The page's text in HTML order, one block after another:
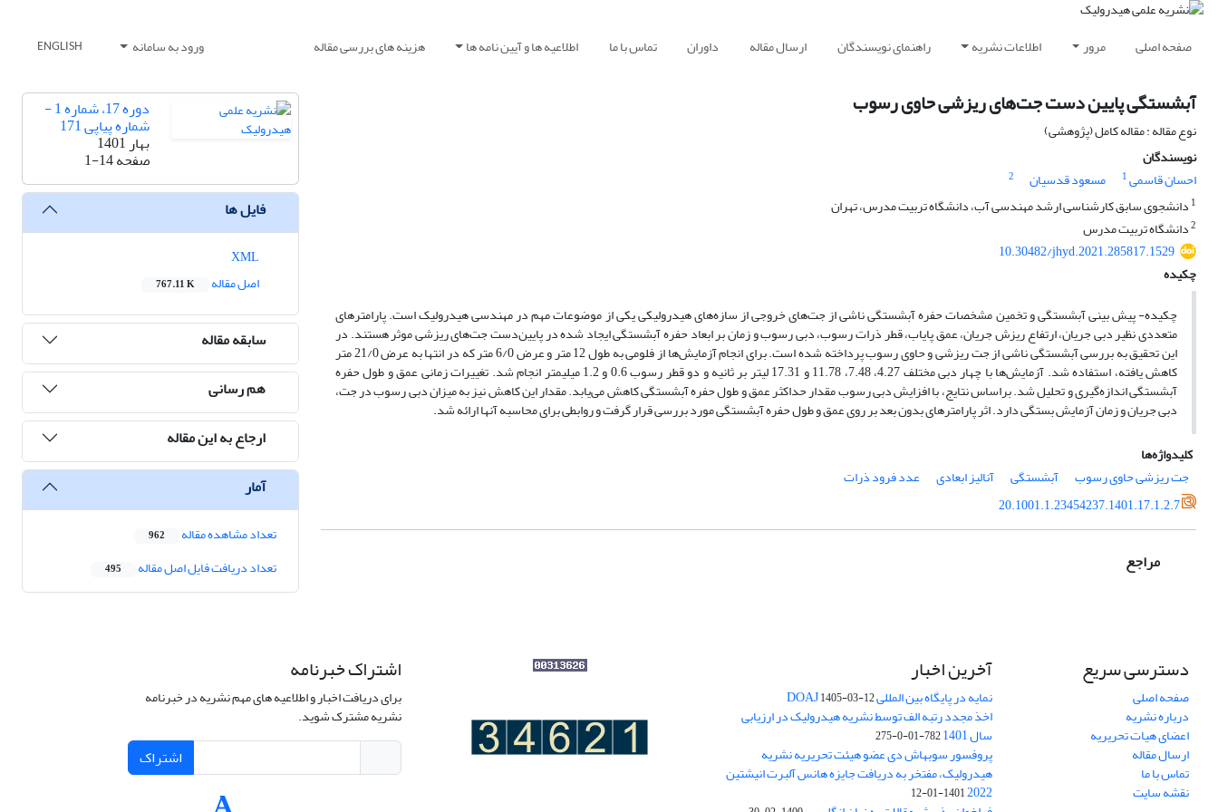
صفحه اصلی مرور اطلاعات نشریه راهنمای نویسندگان ارسال مقاله داوران تماس با ما اطلاعیه ها و آیین نامه ها هزینه های بررسی مقاله ورود به سامانه ENGLISH
آبشستگی پایین دست جت‌های ریزشی حاوی رسوب
نوع مقاله : مقاله کامل (پژوهشی)
نویسندگان
احسان قاسمی1 مسعود قدسیان
2
1 دانشجوی سابق کارشناسی ارشد مهندسی آب، دانشگاه تربیت مدرس، تهران
2دانشگاه تربیت مدرس
10.30482/jhyd.2021.285817.1529
چکیده
چکیده- پیش بینی آبشستگی و تخمین مشخصات حفره آبشستگی ناشی از جت‌های خروجی از سازه‌های هیدرولیکی یکی از موضوعات مهم در مهندسی هیدرولیک است. پارامترهای
متعددی نظیر دبی جریان، ارتفاع ریزش جریان، عمق پایاب، قطر ذرات رسوب، دبی رسوب و زمان بر ابعاد حفره آبشستگی ایجاد شده در پایین‌دست جت‌های ریزشی موثر هستند. در
این تحقیق به بررسی آبشستگی ناشی از جت ریزشی و حاوی رسوب پرداخته شده است. برای انجام آزمایش‌ها از فلومی به طول 12 متر و عرض 6/0 متر که در انتها به عرض 21/0 متر
کاهش یافته، استفاده شد. آزمایش‌ها با چهار دبی مختلف 4.27، 7.48، 11.78 و 17.31 لیتر بر ثانیه و دو قطر رسوب 0.6 و 1.2 میلیمتر انجام شد. تغییرات زمانی عمق و طول حفره
آبشستگی اندازه‌گیری و تحلیل شد. براساس نتایج، با افزایش دبی رسوب مقدار حداکثر عمق و طول حفره آبشستگی کاهش می‌یابد. مقدار این کاهش نیز به میزان دبی رسوب در جت،
دبی جریان و زمان آزمایش بستگی دارد. اثر پارامترهای بدون بعد بر روی عمق و طول حفره آبشستگی مورد بررسی قرار گرفت و روابطی برای محاسبه آنها ارائه شد.
کلیدواژه‌ها
جت ریزشی حاوی رسوب
آبشستگی آنالیز ابعادی
عدد فرود ذرات
20.1001.1.23454237.1401.17.1.2.7
مراجع
دوره 17، شماره 1 -
شماره پیاپی 171
بهار 1401
صفحه1-14
فایل ها
اصل مقاله
767.11 K
سابقه مقاله
هم رسانی
ارجاع به این مقاله
آمار
تعداد مشاهده مقاله 962
تعداد دریافت فایل اصل مقاله 495
دسترسی سریع
صفحه اصلی
درباره نشریه
اعضای هیات تحریریه
ارسال مقاله
تماس با ما
نقشه سایت
آخرین اخبار
نمایه در پایگاه بین المللی DOAJ1405-03-12
اخذ مجدد رتبه الف توسط نشریه هیدرولیک در ارزیابی
سال 1401 782-01-0-275
پروفسور سوبهاش دی عضو هیئت تحریریه نشریه
هیدرولیک، مفتخر به دریافت جایزه هانس آلبرت انیشتین
2022
1401-01-12
اشتراک خبرنامه
برای دریافت اخبار و اطلاعیه های مهم نشریه در خبرنامه
نشریه مشترک شوید.
اشتراک